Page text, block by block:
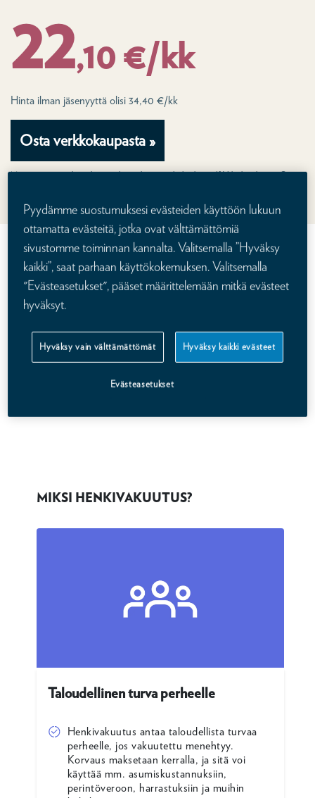
22,10 €/kk
Hinta ilman jäsenyyttä olisi 34,40 €/kk
Osta verkkokaupasta »
Myöntämämme vakuutuksen asiakas- ja korvauspalvelun hoitaa If Vahinkovakuutus Oyj,
Katso videolta lisää Kalevan
henkivakuutuksesta
MIKSI HENKIVAKUUTUS?
Taloudellinen turva perheelle
Henkivakuutus antaa taloudellista turvaa
perheelle, jos vakuutettu menehtyy.
Korvaus maksetaan kerralla, ja sitä voi
käyttää mm. asumiskustannuksiin,
perintöveroon, harrastuksiin ja muihin
Pyydämme suostumuksesi evästeiden käyttöön lukuun
ottamatta evästeitä, jotka ovat välttämättömiä
sivustomme toiminnan kannalta. Valitsemalla ”Hyväksy
kaikki”, saat parhaan käyttökokemuksen. Valitsemalla
"Evästeasetukset", pääset määrittelemään mitkä evästeet
hyväksyt.
Hyväksy vain välttämättömät Hyväksy kaikki evästeet
Evästeasetukset